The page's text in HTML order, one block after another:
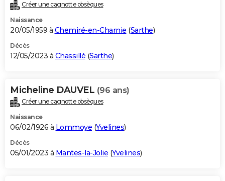
Créer une cagnotte obsèques
Naissance
20/05/1959 à Chemiré-en-Charnie (Sarthe)
Décès
12/05/2023 à Chassillé (Sarthe)
Micheline DAUVEL (96 ans)
Créer une cagnotte obsèques
Naissance
06/02/1926 à Lommoye (Yvelines)
Décès
05/01/2023 à Mantes-la-Jolie (Yvelines)